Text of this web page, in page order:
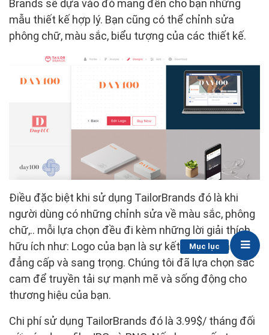
Mục lục
Brands sẽ dựa vào đó mang đến cho bạn những
mẫu thiết kế hợp lý. Bạn cũng có thể chỉnh sửa
phông chữ, màu sắc, biểu tượng của các thiết kế.
Điều đặc biệt khi sử dụng TailorBrands đó là khi
người dùng có những chỉnh sửa về màu sắc, phông
chữ,.. mỗi lựa chọn đều đi kèm những lời giải thích
hữu ích như: Logo của bạn là sự kết hợp của nét
đẳng cấp và sang trọng. Chúng tôi đã lựa chọn sắc
cam để truyền tải sự mạnh mẽ và sống động cho
thương hiệu của bạn.
Chi phí sử dụng TailorBrands đó là 3.99$/ tháng đối